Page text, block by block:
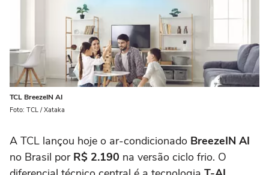
TCL BreezeIN AI
Foto: TCL / Xataka
A TCL lançou hoje o ar-condicionado BreezeIN AI
no Brasil por R$ 2.190 na versão ciclo frio. O